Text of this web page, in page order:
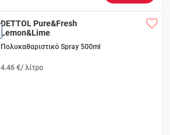
DETTOL Pure&Fresh
Lemon&Lime
Πολυκαθαριστικό Spray 500ml
4.46 €/ λίτρο